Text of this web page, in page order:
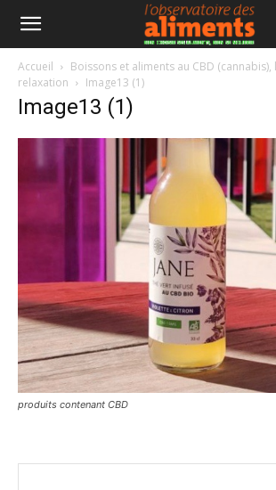
Accueil
Boissons et aliments au CBD (cannabis),
relaxation
Image13 (1)
Image13 (1)
produits contenant CBD